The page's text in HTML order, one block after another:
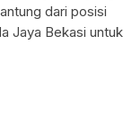
dari posisi
Jaya Bekasi untuk